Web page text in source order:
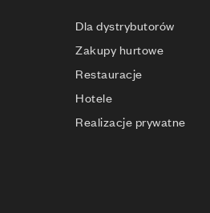
Dla dystrybutorów
Zakupy hurtowe
Restauracje
Hotele
Realizacje prywatne